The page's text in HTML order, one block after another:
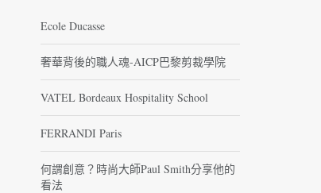
Ecole Ducasse
奢華背後的職人魂-AICP巴黎剪裁學院
VATEL Bordeaux Hospitality School
FERRANDI Paris
何謂創意？時尚大師Paul Smith分享他的
看法